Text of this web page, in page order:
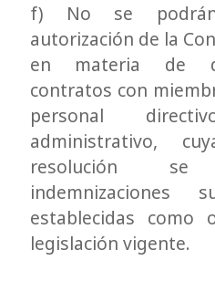
f) No se
autorización de la
en materia de
contratos con
personal
administrativo,
resolución
indemnizaciones
establecidas como
legislación vigente.